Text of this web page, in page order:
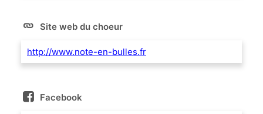
Site web du choeur
http://www.note-en-bulles.fr
Facebook